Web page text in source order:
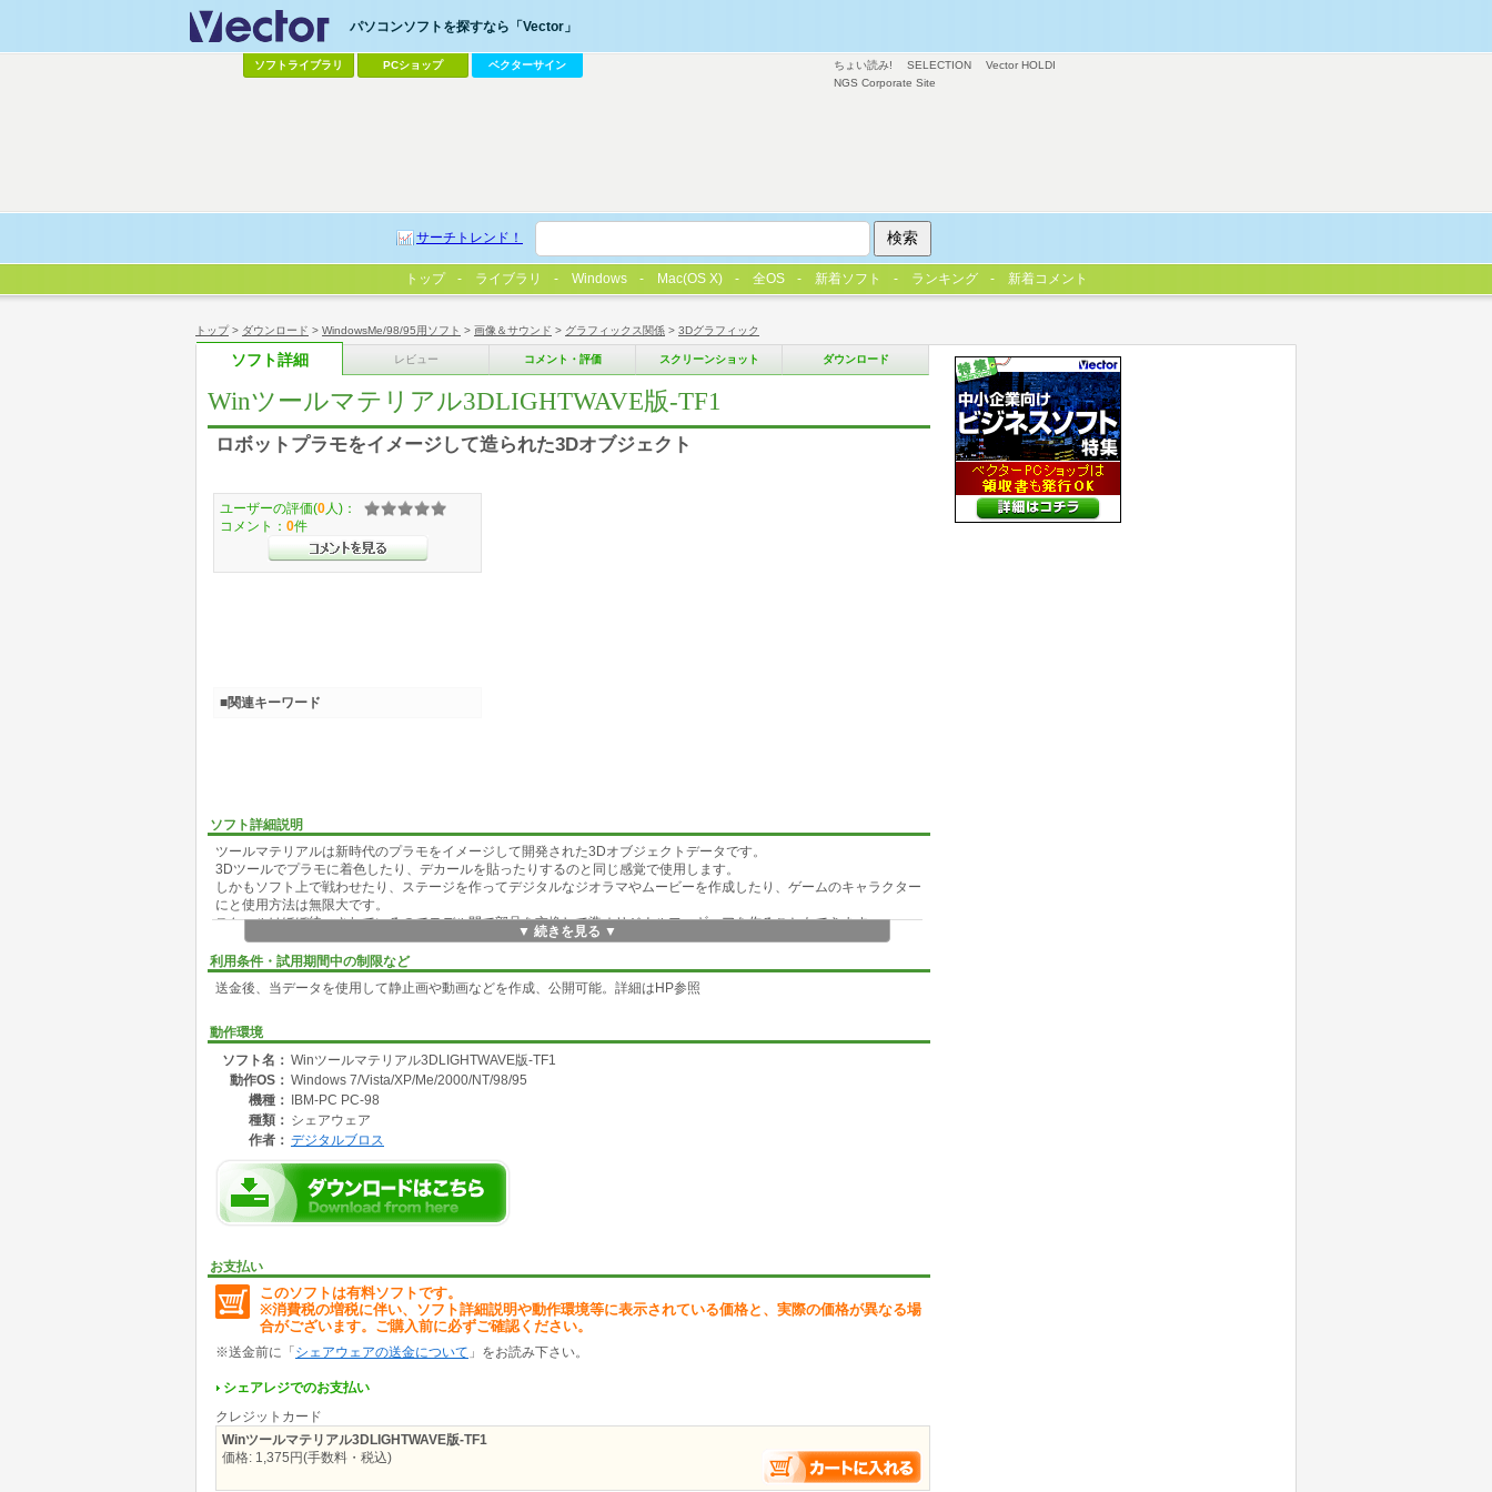
トップ> ダウンロード > WindowsMe/98/95用ソフト > 画像＆サウンド > グラフィックス関係 > 3Dグラフィック
ソフト詳細 レビュー コメント・評価 スクリーンショット ダウンロード
Winツールマテリアル3DLIGHTWAVE版-TF1
ロボットプラモをイメージして造られた3Dオブジェクト
ソフト詳細説明
ツールマテリアルは新時代のプラモをイメージして開発された3Dオブジェクトデータです。
3Dツールでプラモに着色したり、デカールを貼ったりするのと同じ感覚で使用します。
しかもソフト上で戦わせたり、ステージを作ってデジタルなジオラマやムービーを作成したり、ゲームのキャラクター
にと使用方法は無限大です。
スケールはほぼ統一されているのでモデル間で部品を交換して準オリジナルフィギュアを作ることもできます。
非常にポリゴンがシェイプされたデータです、軽く「IK」設定済みで簡単に動かす事が出来ます
▼ 続きを見る ▼
利用条件・試用期間中の制限など
送金後、当データを使用して静止画や動画などを作成、公開可能。詳細はHP参照
動作環境
ソフト名： Winツールマテリアル3DLIGHTWAVE版-TF1
動作OS： Windows 7/Vista/XP/Me/2000/NT/98/95
機種：
IBM-PC PC-98
種類： シェアウェア
作者： デジタルブロス
お支払い
このソフトは有料ソフトです。
※消費税の増税に伴い、ソフト詳細説明や動作環境等に表示されている価格と、実際の価格が異なる場
合がございます。ご購入前に必ずご確認ください。
※送金前に「 シェアウェアの送金について 」をお読み下さい。
シェアレジでのお支払い
クレジットカード
Winツールマテリアル3DLIGHTWAVE版-TF1
価格: 1,375円(手数料・税込)
ユーザーの評価(0 人)：
コメント： 0件
■関連キーワード
ちょい読み! SELECTION
Vector HOLDI
NGS Corporate Site
パソコンソフトを探すなら「Vector」
ソフトライブラリ PCショップ ベクターサイン
サーチトレンド！
トップ ライブラリ Windows Mac(OS X) 全OS 新着ソフト ランキング 新着コメント